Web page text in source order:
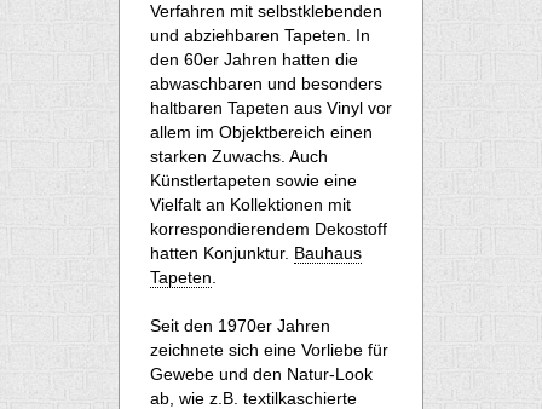
Verfahren mit selbstklebenden
und abziehbaren Tapeten. In
den 60er Jahren hatten die
abwaschbaren und besonders
haltbaren Tapeten aus Vinyl vor
allem im Objektbereich einen
starken Zuwachs. Auch
Künstlertapeten sowie eine
Vielfalt an Kollektionen mit
korrespondierendem Dekostoff
hatten Konjunktur. Bauhaus
Tapeten
Seit den 1970er Jahren
zeichnete sich eine Vorliebe für
Gewebe und den Natur-Look
ab, wie z.B. textilkaschierte